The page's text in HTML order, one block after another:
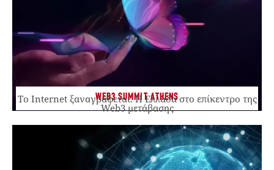
WEB3 SUMMIT ATHENS
Το Internet ξαναγράφεται. Η Ελλάδα στο επίκεντρο της
Web3 μετάβασης